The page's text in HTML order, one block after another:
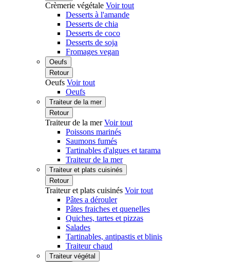
Crèmerie végétale Voir tout
Desserts à l'amande
Desserts de chia
Desserts de coco
Desserts de soja
Fromages vegan
Oeufs
Retour
Oeufs Voir tout
Oeufs
Traiteur de la mer
Retour
Traiteur de la merVoir tout
Poissons marinés
Saumons fumés
Tartinables d'algues et tarama
Traiteur de la mer
Traiteur et plats cuisinés
Retour
Traiteur et plats cuisinés Voir tout
Pâtes a dérouler
Pâtes fraiches et quenelles
Quiches, tartes et pizzas
Salades
Tartinables, antipastis et blinis
Traiteur chaud
Traiteur végétal